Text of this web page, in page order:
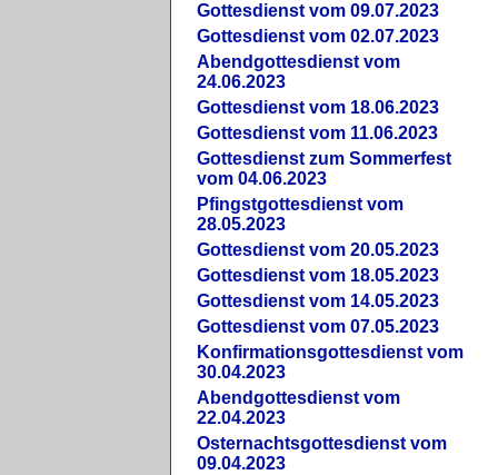
Gottesdienst vom 09.07.2023
Gottesdienst vom 02.07.2023
Abendgottesdienst vom
24.06.2023
Gottesdienst vom 18.06.2023
Gottesdienst vom 11.06.2023
Gottesdienst zum Sommerfest
vom 04.06.2023
Pfingstgottesdienst vom
28.05.2023
Gottesdienst vom 20.05.2023
Gottesdienst vom 18.05.2023
Gottesdienst vom 14.05.2023
Gottesdienst vom 07.05.2023
Konfirmationsgottesdienst vom
30.04.2023
Abendgottesdienst vom
22.04.2023
Osternachtsgottesdienst vom
09.04.2023